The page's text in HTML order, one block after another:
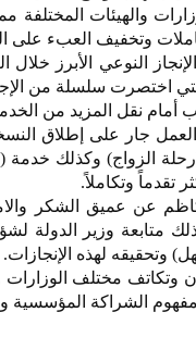
والهيئات المختلفة
وتخفيف العبء على
النوعي الأبرز
اختصرت سلسلة من
أمام نقل المزيد من
العمل جار على إطلاق
الزواج) وكذلك خدمة
تقدماً وتكاملاً.
عن عميق الشكر
متابعة وزير الدولة
وتحقيقه لهذه الإنجازات.
وتكاتف مختلف الوزارات
الشراكة المؤسسية